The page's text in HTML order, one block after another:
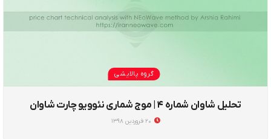
گروه پالایشی
تحلیل شاوان شماره ۴ | موج شماری نئوویو چارت شاوان